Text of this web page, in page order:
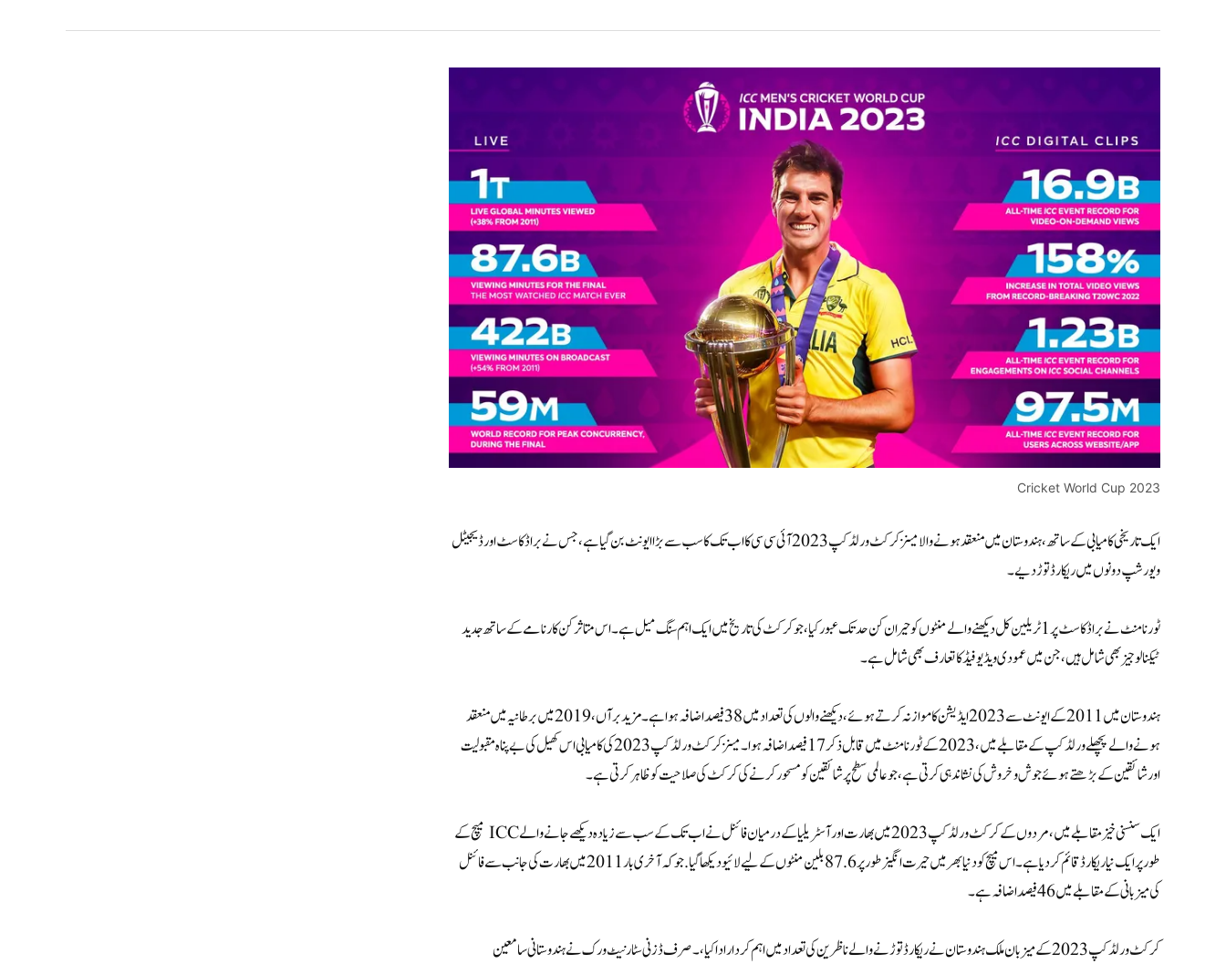
Cricket World Cup 2023
ایک تاریخی کامیابی کے ساتھ، ہندوستان میں منعقد ہونے والا مینز کرکٹ ورلڈ کپ 2023 آئی سی سی کا اب تک کا سب سے بڑا ایونٹ بن گیا ہے، جس نے براڈکاسٹ اور ڈیجیٹل
ویورشپ دونوں میں ریکارڈ توڑ دیے۔
ٹورنامنٹ نے براڈکاسٹ پر 1 ٹریلین کل دیکھنے والے منٹوں کو حیران کن حد تک عبور کیا، جو کرکٹ کی تاریخ میں ایک اہم سنگ میل ہے۔ اس متاثر کن کارنامے کے ساتھ جدید
ٹیکنالوجیز بھی شامل ہیں، جن میں عمودی ویڈیو فیڈ کا تعارف بھی شامل ہے۔
ہندوستان میں 2011 کے ایونٹ سے 2023 ایڈیشن کا موازنہ کرتے ہوئے، دیکھنے والوں کی تعداد میں 38 فیصد اضافہ ہوا ہے۔ مزید برآں، 2019 میں برطانیہ میں منعقد
ہونے والے پچھلے ورلڈ کپ کے مقابلے میں، 2023 کے ٹورنامنٹ میں قابل ذکر 17 فیصد اضافہ ہوا۔ مینز کرکٹ ورلڈ کپ 2023 کی کامیابی اس کھیل کی بے پناہ مقبولیت
اور شائقین کے بڑھتے ہوئے جوش و خروش کی نشاندہی کرتی ہے، جو عالمی سطح پر شائقین کو مسحور کرنے کی کرکٹ کی صلاحیت کو ظاہر کرتی ہے۔
ایک سنسنی خیز مقابلے میں، مردوں کے کرکٹ ورلڈ کپ 2023 میں بھارت اور آسٹریلیا کے درمیان فائنل نے اب تک کے سب سے زیادہ دیکھے جانے والے ICC میچ کے
طور پر ایک نیا ریکارڈ قائم کر دیا ہے۔ اس میچ کو دنیا بھر میں حیرت انگیز طور پر 87.6 بلین منٹوں کے لیےلائیو دیکھا گیا. جو کہ آخری بار 2011 میں بھارت کی جانب سے فائنل
کی میزبانی کے مقابلے میں 46 فیصد اضافہ ہے۔
کرکٹ ورلڈ کپ 2023 کے میزبان ملک ہندوستان نے ریکارڈ توڑنے والے ناظرین کی تعداد میں اہم کردار ادا کیا، ۔ صرف ڈزنی سٹار نیٹ ورک نے ہندوستانی سامعین